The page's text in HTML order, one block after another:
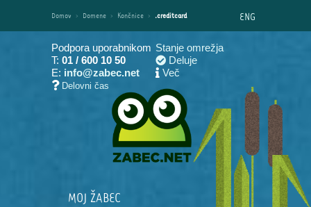
Domov › Domene › Končnice › .creditcard ENG
Podpora uporabnikom
T: 01 / 600 10 50
E: info@zabec.net
Delovni čas
Stanje omrežja
Deluje
Več
MOJ ŽABEC